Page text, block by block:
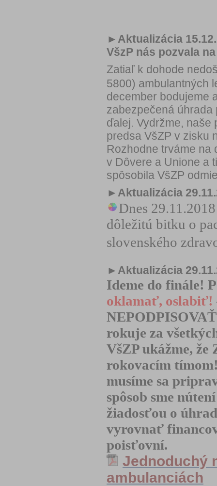
►Aktualizácia
VšzP nás pozvala
Zatiaľ k dohode
5800) ambulantných
december bodujeme
zabezpečená úhrada
ďalej. Vydržme, naše
predsa VšZP v zisku
Rozhodne trváme na
v Dôvere a Unione a
spôsobila VšZP
►Aktualizácia
Dnes
dôležitú bitku o
slovenského
►Aktualizácia
Ideme do finále!
oklamať, oslabiť!
rokuje za
VšZP ukážme,
rokovacím
musíme sa
spôsob sme
žiadosťou o
vyrovnať
poisťovní.
Jednoduchý
ambulanciách